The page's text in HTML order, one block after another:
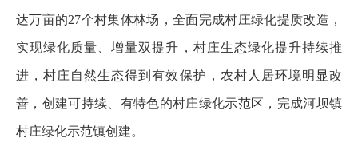
达万亩的27个村集体林场，全面完成村庄绿化提质改造，
实现绿化质量、增量双提升，村庄生态绿化提升持续推
进，村庄自然生态得到有效保护，农村人居环境明显改
善，创建可持续、有特色的村庄绿化示范区，完成河坝镇
村庄绿化示范镇创建。